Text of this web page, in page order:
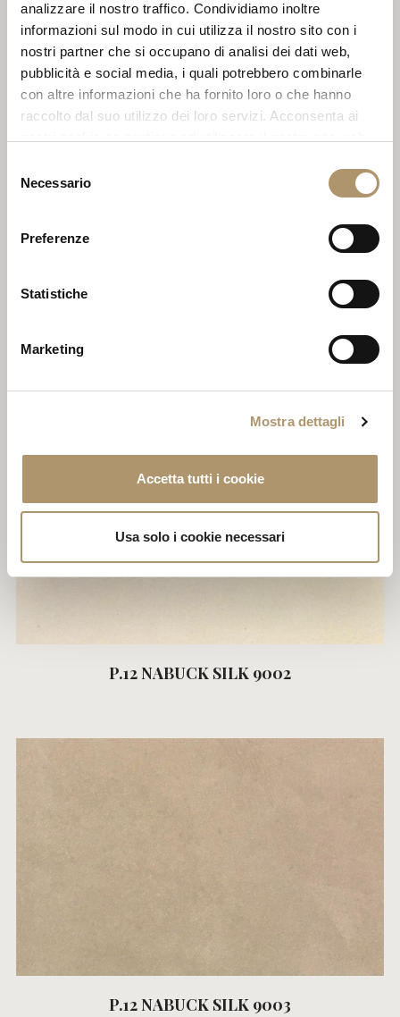
analizzare il nostro traffico. Condividiamo inoltre
informazioni sul modo in cui utilizza il nostro sito con i
nostri partner che si occupano di analisi dei dati web,
pubblicità e social media, i quali potrebbero combinarle
con altre informazioni che ha fornito loro o che hanno
raccolto dal suo utilizzo dei loro servizi. Acconsenta ai
delNecessario
Preferenze
Statistiche
Marketing
Mostra dettagli
Accetta tutti i cookie
Usa solo i cookie necessari
P.12 NABUCK SILK 9013
P.12 NABUCK SILK 9002
P.12 NABUCK SILK 9003